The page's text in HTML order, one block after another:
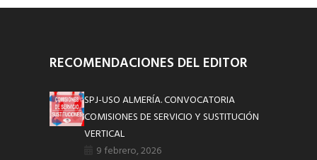
RECOMENDACIONES DEL EDITOR
SPJ-USO ALMERÍA. CONVOCATORIA
COMISIONES DE SERVICIO Y SUSTITUCIÓN
VERTICAL
9 febrero, 2026